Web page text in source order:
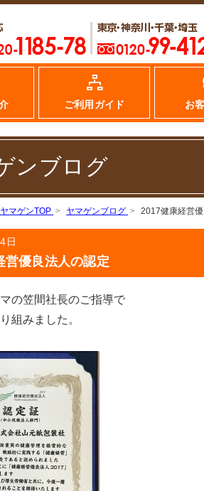
ご利用ガイド お
ンブログ
マゲンTOP ヤマゲンブログ 2017健康経営
日
営優良法人の認定
の笠間社長のご指導で
組みました。